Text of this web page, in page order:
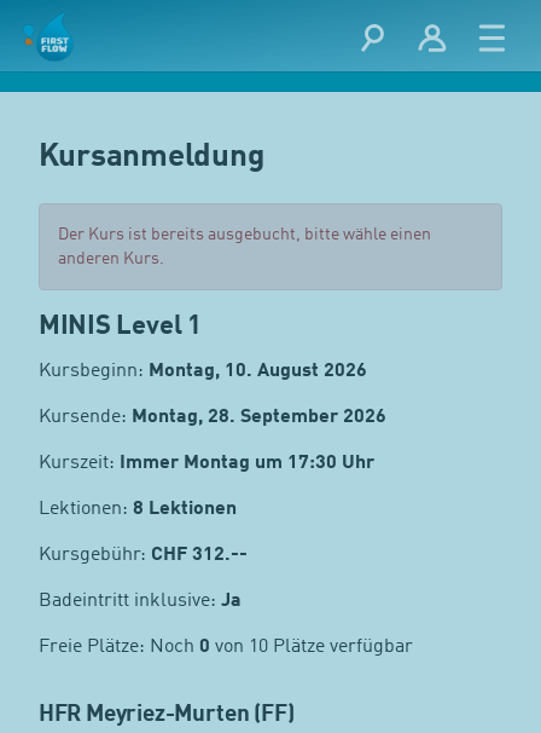
Kursanmeldung
Der Kurs ist bereits ausgebucht, bitte wähle einen
anderen Kurs.
MINIS Level 1
Kursbeginn: Montag, 10. August 2026
Kursende: Montag, 28. September 2026
Kurszeit: Immer Montag um 17:30 Uhr
Lektionen: 8 Lektionen
Kursgebühr: CHF 312.--
Badeintritt inklusive: Ja
Freie Plätze: Noch 0 von 10 Plätze verfügbar
HFR Meyriez-Murten (FF)